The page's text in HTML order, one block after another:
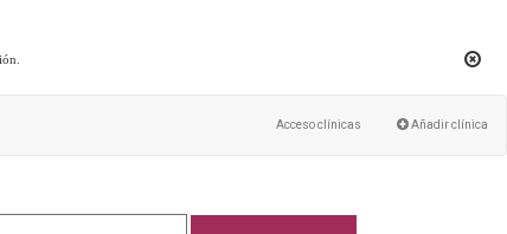
Acceso clínicas Añadir clínica